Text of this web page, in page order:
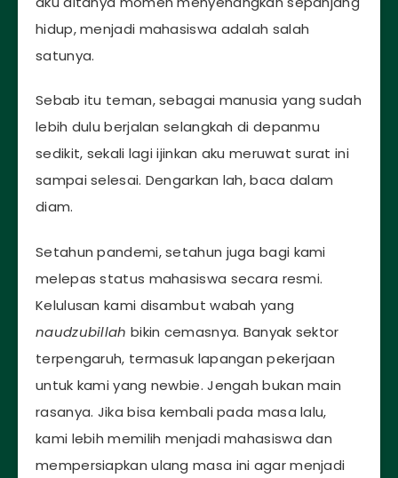
hidup, menjadi mahasiswa adalah salah
satunya.
Sebab itu teman, sebagai manusia yang sudah
lebih dulu berjalan selangkah di depanmu
sedikit, sekali lagi ijinkan aku meruwat surat ini
sampai selesai. Dengarkan lah, baca dalam
diam.
Setahun pandemi, setahun juga bagi kami
melepas status mahasiswa secara resmi.
Kelulusan kami disambut wabah yang
naudzubillah bikin cemasnya. Banyak sektor
terpengaruh, termasuk lapangan pekerjaan
untuk kami yang newbie. Jengah bukan main
rasanya. Jika bisa kembali pada masa lalu,
kami lebih memilih menjadi mahasiswa dan
mempersiapkan ulang masa ini agar menjadi